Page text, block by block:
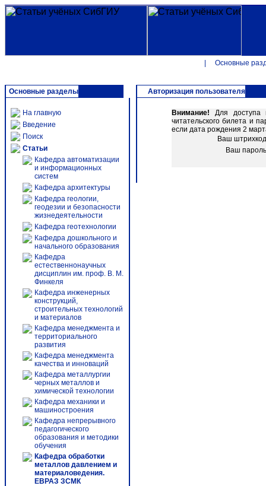
Основные
Основные разделы
На главную
Введение
Поиск
Статьи
Кафедра автоматизации
и информационных
систем
Кафедра архитектуры
Кафедра геологии,
геодезии и безопасности
жизнедеятельности
Кафедра геотехнологии
Кафедра дошкольного и
начального образования
Кафедра
естественнонаучных
дисциплин им. проф. В. М.
Финкеля
Кафедра инженерных
конструкций,
строительных технологий
и материалов
Кафедра менеджмента и
территориального
развития
Кафедра менеджмента
качества и инноваций
Кафедра металлургии
черных металлов и
химической технологии
Кафедра механики и
машиностроения
Кафедра непрерывного
педагогического
образования и методики
обучения
Кафедра обработки
металлов давлением и
материаловедения.
ЕВРАЗ ЗСМК
Авторизация пользователя
Внимание! Для доступа
читательского билета и
если дата рождения 2
Ваш
Ваш